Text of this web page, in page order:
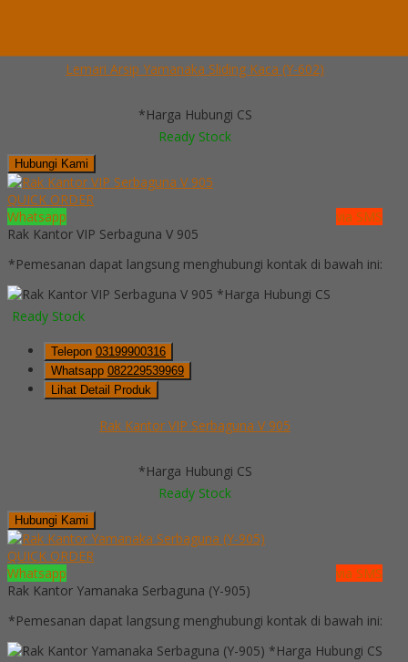
Lemari Arsip Yamanaka Sliding Kaca (Y-602)
*Harga Hubungi CS
Ready Stock
Hubungi Kami
QUICK ORDER
Whatsapp
via SMS
Rak Kantor VIP Serbaguna V 905
*Pemesanan dapat langsung menghubungi kontak di bawah ini:
*Harga Hubungi CS
Ready Stock
Telepon 03199900316
Whatsapp 082229539969
Lihat Detail Produk
Rak Kantor VIP Serbaguna V 905
*Harga Hubungi CS
Ready Stock
Hubungi Kami
QUICK ORDER
Whatsapp
via SMS
Rak Kantor Yamanaka Serbaguna (Y-905)
*Pemesanan dapat langsung menghubungi kontak di bawah ini:
*Harga Hubungi CS